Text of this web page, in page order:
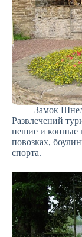
Замок
Развлечений
пешие и конные
повозках,
спорта.